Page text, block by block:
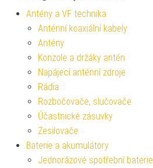
Antény a VF technika
Anténní koaxiální kabely
Antény
Konzole a držáky antén
Napájecí anténní zdroje
Rádia
Rozbočovače, slučovače
Účastnické zásuvky
Zesilovače
Baterie a akumulátory
Jednorázové spotřební baterie